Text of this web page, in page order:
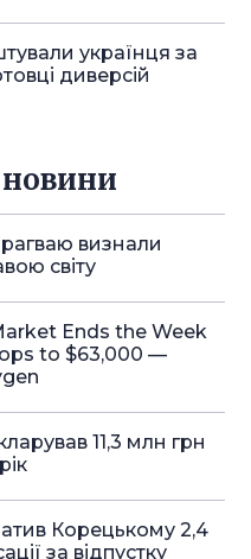
українця за
диверсій
визнали
світу
Ends the Week
to $63,000 —
11,3 млн грн
Корецькому 2,4
за відпустку